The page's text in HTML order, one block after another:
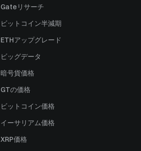
Gateリサーチ
ビットコイン半減期
ETHアップグレード
ビッグデータ
暗号貨価格
GTの価格
ビットコイン価格
イーサリアム価格
XRP価格